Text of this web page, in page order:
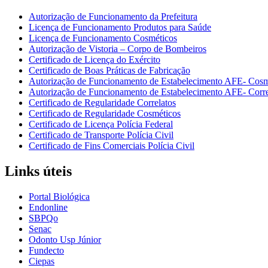
Autorização de Funcionamento da Prefeitura
Licença de Funcionamento Produtos para Saúde
Licença de Funcionamento Cosméticos
Autorização de Vistoria – Corpo de Bombeiros
Certificado de Licença do Exército
Certificado de Boas Práticas de Fabricação
Autorização de Funcionamento de Estabelecimento AFE-
Autorização de Funcionamento de Estabelecimento AFE-
Certificado de Regularidade Correlatos
Certificado de Regularidade Cosméticos
Certificado de Licença Polícia Federal
Certificado de Transporte Polícia Civil
Certificado de Fins Comerciais Polícia Civil
Links úteis
Portal Biológica
Endonline
SBPQo
Senac
Odonto Usp Júnior
Fundecto
Ciepas